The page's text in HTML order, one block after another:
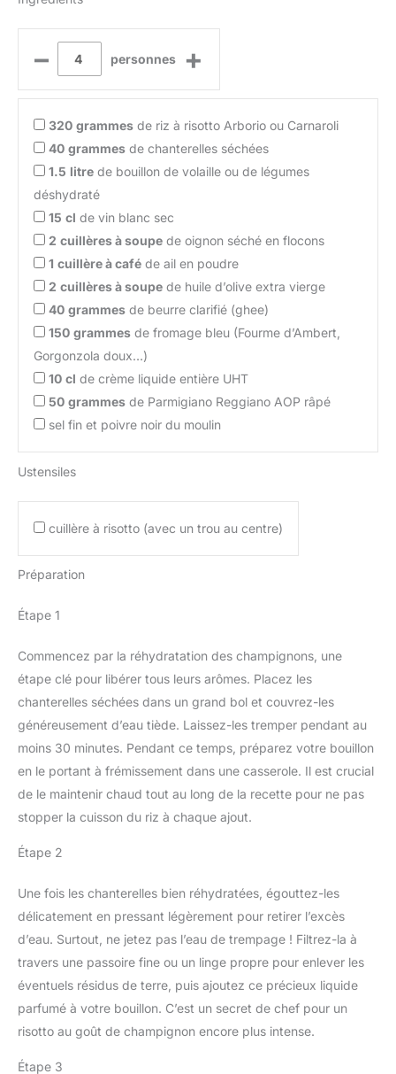
– personnes +
320 grammes de riz à risotto Arborio ou Carnaroli
40 grammes de chanterelles séchées
1.5 litre de bouillon de volaille ou de légumes
déshydraté
15 cl de vin blanc sec
2 cuillères à soupe de oignon séché en flocons
1 cuillère à café de ail en poudre
2 cuillères à soupe de huile d’olive extra vierge
40 grammes de beurre clarifié (ghee)
150 grammes de fromage bleu (Fourme d’Ambert,
Gorgonzola doux…)
10 cl de crème liquide entière UHT
50 grammes de Parmigiano Reggiano AOP râpé
sel fin et poivre noir du moulin
Ustensiles
cuillère à risotto (avec un trou au centre)
Préparation
Étape 1
Commencez par la réhydratation des champignons, une
étape clé pour libérer tous leurs arômes. Placez les
chanterelles séchées dans un grand bol et couvrez-les
généreusement d’eau tiède. Laissez-les tremper pendant au
moins 30 minutes. Pendant ce temps, préparez votre bouillon
en le portant à frémissement dans une casserole. Il est crucial
de le maintenir chaud tout au long de la recette pour ne pas
stopper la cuisson du riz à chaque ajout.
Étape 2
Une fois les chanterelles bien réhydratées, égouttez-les
délicatement en pressant légèrement pour retirer l’excès
d’eau. Surtout, ne jetez pas l’eau de trempage ! Filtrez-la à
travers une passoire fine ou un linge propre pour enlever les
éventuels résidus de terre, puis ajoutez ce précieux liquide
parfumé à votre bouillon. C’est un secret de chef pour un
risotto au goût de champignon encore plus intense.
Étape 3